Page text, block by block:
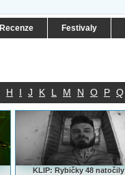
Recenze Festivaly
H I J K L M N O P Q
KLIP: Rybičky 48 natočily